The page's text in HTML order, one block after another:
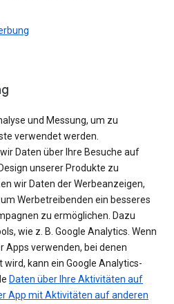
und Messung, um zu
verwendet werden.
Daten über Ihre Besuche auf
unserer Produkte zu
wir Daten der Werbeanzeigen,
Werbetreibenden ein besseres
zu ermöglichen. Dazu
wie z. B. Google Analytics. Wenn
Apps verwenden, bei denen
kann ein Google Analytics-
Daten über Ihre Aktivitäten auf
App mit Aktivitäten auf anderen